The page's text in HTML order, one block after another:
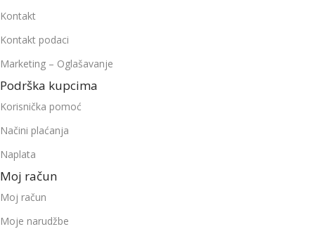
Kontakt
Kontakt podaci
Marketing – Oglašavanje
Podrška kupcima
Korisnička pomoć
Načini plaćanja
Naplata
Moj račun
Moj račun
Moje narudžbe